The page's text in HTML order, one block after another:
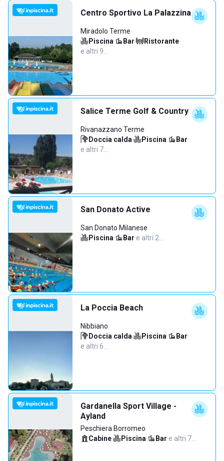
Centro Sportivo La Palazzina
Miradolo Terme
Piscina· Bar· Ristorante·
e altri 9…
Salice Terme Golf & Country
Rivanazzano Terme
Doccia calda· Piscina· Bar·
e altri 7…
San Donato Active
San Donato Milanese
Piscina· Bar·e altri 2…
La Poccia Beach
Nibbiano
Doccia calda· Piscina· Bar·
e altri 6…
Gardanella Sport Village -
Ayland
Peschiera Borromeo
Cabine· Piscina· Bar·e altri 7…